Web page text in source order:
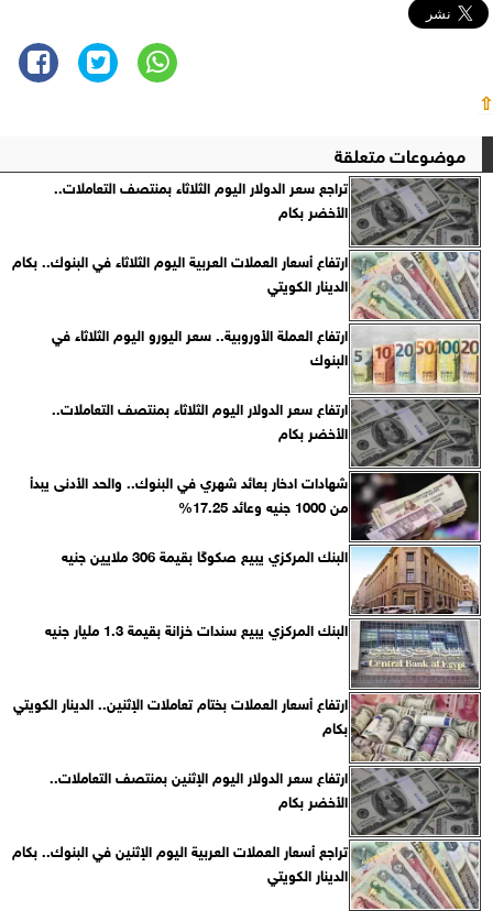
⇧
موضوعات متعلقة
تراجع سعر الدولار اليوم الثلاثاء بمنتصف التعاملات..
الأخضر بكام
ارتفاع أسعار العملات العربية اليوم الثلاثاء في البنوك.. بكام
الدينار الكويتي
ارتفاع العملة الأوروبية.. سعر اليورو اليوم الثلاثاء في
البنوك
ارتفاع سعر الدولار اليوم الثلاثاء بمنتصف التعاملات..
الأخضر بكام
شهادات ادخار بعائد شهري في البنوك.. والحد الأدنى يبدأ
من 1000 جنيه وعائد 17.25%
البنك المركزي يبيع صكوكًا بقيمة 306 ملايين جنيه
البنك المركزي يبيع سندات خزانة بقيمة 1.3 مليار جنيه
ارتفاع أسعار العملات بختام تعاملات الإثنين.. الدينار الكويتي
بكام
ارتفاع سعر الدولار اليوم الإثنين بمنتصف التعاملات..
الأخضر بكام
تراجع أسعار العملات العربية اليوم الإثنين في البنوك.. بكام
الدينار الكويتي